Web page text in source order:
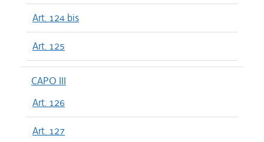
Art. 124 bis
Art. 125
CAPO III
Art. 126
Art. 127